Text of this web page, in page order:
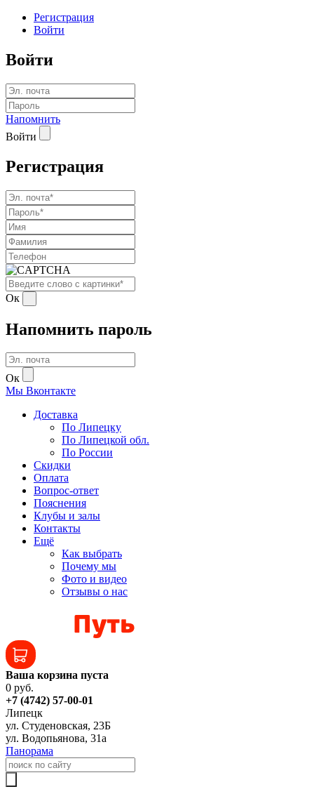
Регистрация
Войти
Войти
Напомнить
Войти
Регистрация
Ок
Напомнить пароль
Ок
Мы Вконтакте
Доставка
По Липецку
По Липецкой обл.
По России
Скидки
Оплата
Вопрос-ответ
Пояснения
Клубы и залы
Контакты
Ещё
Как выбрать
Почему мы
Фото и видео
Отзывы о нас
Ваша корзина пуста
0 руб.
+7 (4742) 57-00-01
Липецк
ул. Студеновская, 23Б
ул. Водопьянова, 31а
Панорама